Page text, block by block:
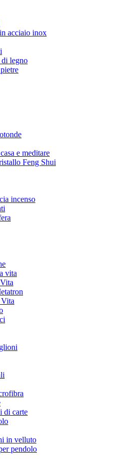
acciaio inox
di legno
e meditare
Feng Shui
incenso
vita
di carte
in velluto
pendolo